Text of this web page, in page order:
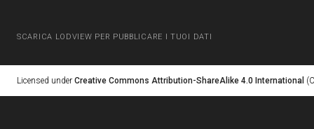
SCARICA LODVIEW PER PUBBLICARE I TUOI DATI
Licensed under Creative Commons Attribution-ShareAlike 4.0 International